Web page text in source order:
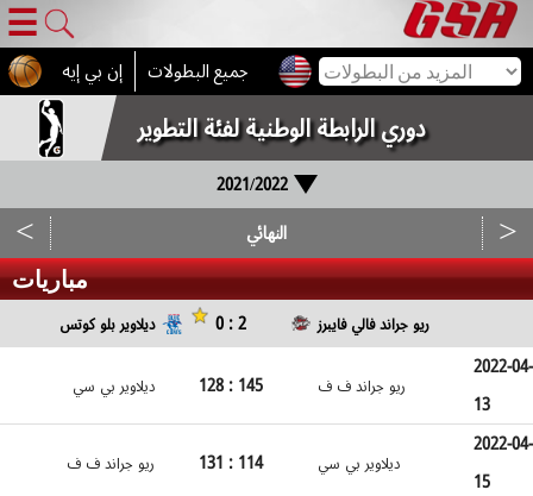
☰
إن بي إيه جميع البطولات
دوري الرابطة الوطنية لفئة التطوير
2021/2022
< النهائي >
مباريات
ديلاوير بلو كوتس 0 : 2
ريو جراند فالي فايبرز
ديلاوير بي سي
128 : 145 ريو جراند ف ف
2022-04-
13
ريو جراند ف ف 131 : 114 ديلاوير بي سي
2022-04-
15